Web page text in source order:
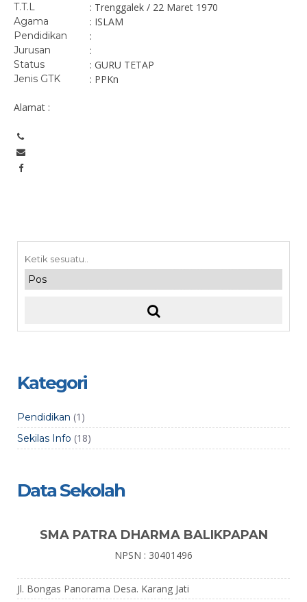
T.T.L : Trenggalek / 22 Maret 1970
Agama : ISLAM
Pendidikan :
Jurusan :
Status : GURU TETAP
Jenis GTK : PPKn
Alamat :
Kategori
Pendidikan (1)
Sekilas Info (18)
Data Sekolah
SMA PATRA DHARMA BALIKPAPAN
NPSN : 30401496
Jl. Bongas Panorama Desa. Karang Jati